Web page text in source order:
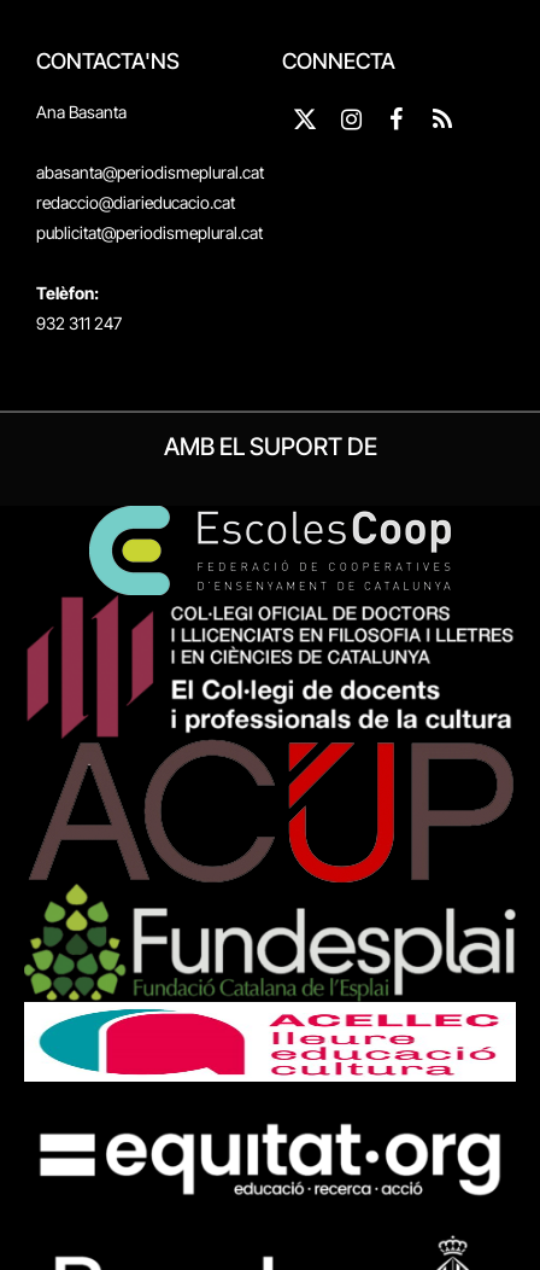
CONTACTA'NS
Ana Basanta
abasanta@periodismeplural.cat
redaccio@diarieducacio.cat
publicitat@periodismeplural.cat
Telèfon:
932 311 247
CONNECTA
X
InstagramFacebook
RSS
AMB EL SUPORT DE